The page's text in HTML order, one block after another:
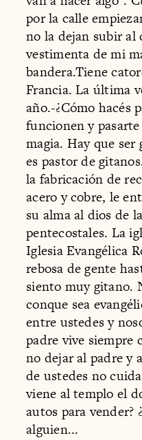
por la calle
no la dejan subir al
vestimenta de mi
bandera.Tiene
Francia. La última
año.-¿Cómo hacés
funcionen y
magia. Hay que
es pastor de
la fabricación de
acero y cobre, le
su alma al dios de
pentecostales. La
Iglesia Evangélica
rebosa de gente
siento muy gitano.
conque sea
entre ustedes y
padre vive siempre
no dejar al padre y
de ustedes no
viene al templo el
autos para vender?
alguien...